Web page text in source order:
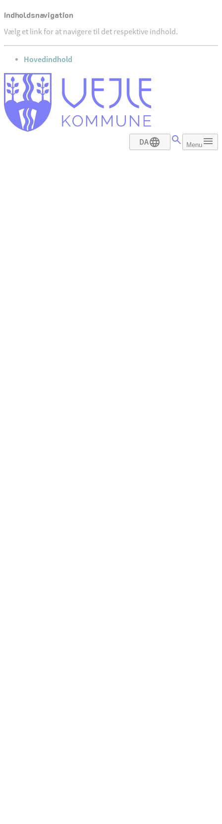
Indholdsnavigation
Vælg et link for at navigere til det respektive indhold.
gå til
Hovedindhold
DA Menu